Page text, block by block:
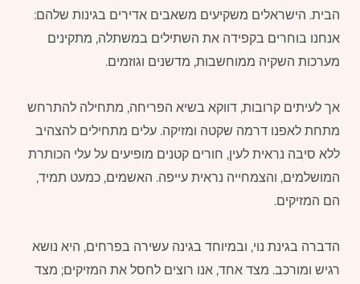
הבית. הישראלים משקיעים משאבים אדירים בגינות שלהם:
אנחנו בוחרים בקפידה את השתילים במשתלה, מתקינים
מערכות השקיה ממוחשבות, מדשנים וגוזמים.
אך לעיתים קרובות, דווקא בשיא הפריחה, מתחילה להתרחש
מתחת לאפנו דרמה שקטה ומזיקה. עלים מתחילים להצהיב
ללא סיבה נראית לעין, חורים קטנים מופיעים על עלי הכותרת
המושלמים, והצמחייה נראית עייפה. האשמים, כמעט תמיד,
הם המזיקים.
הדברה בגינת נוי, ובמיוחד בגינה עשירה בפרחים, היא נושא
רגיש ומורכב. מצד אחד, אנו רוצים לחסל את המזיקים; מצד